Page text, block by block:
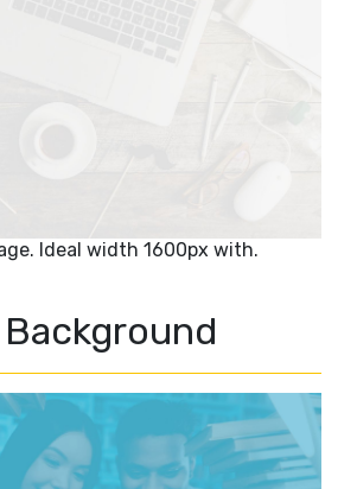
Ideal width 1600px with.